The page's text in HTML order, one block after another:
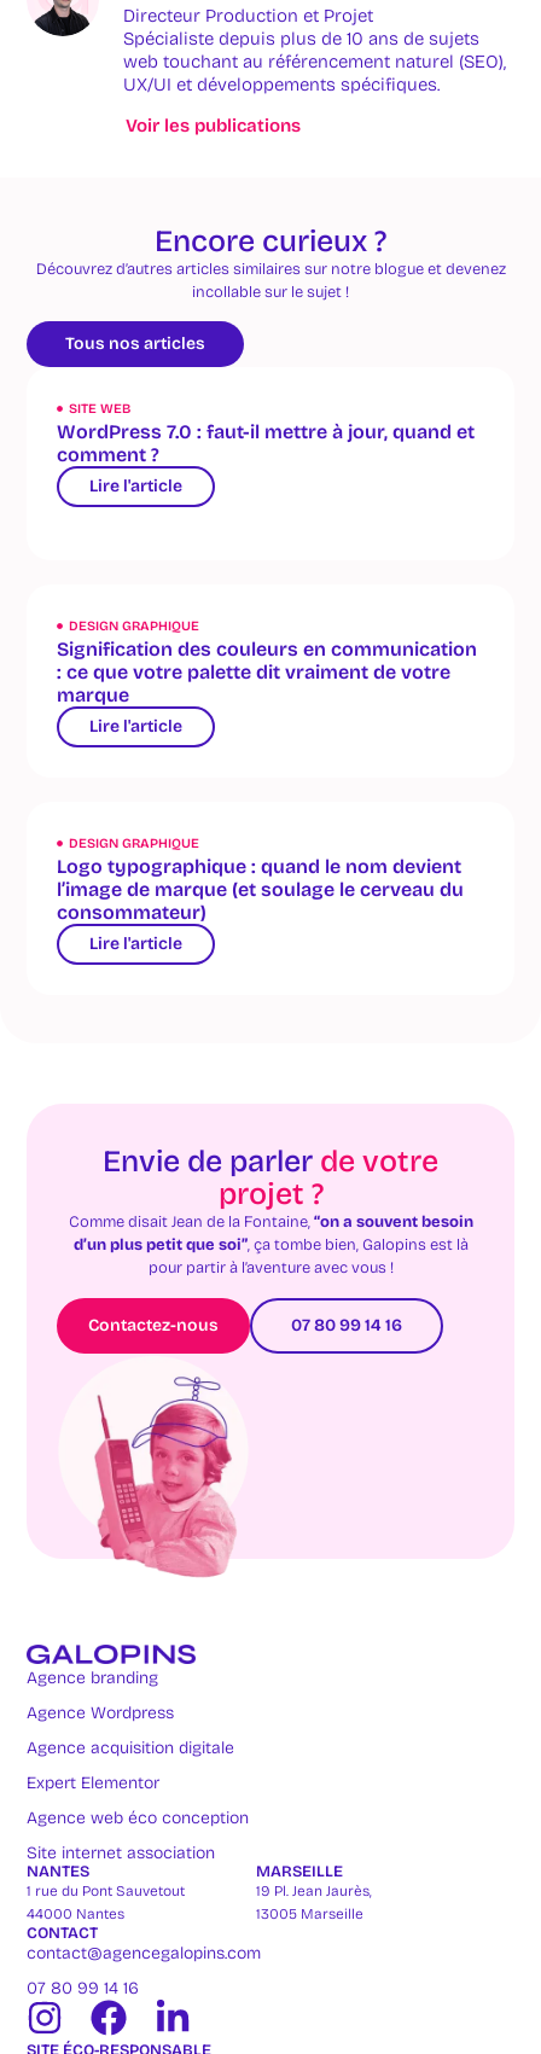
Directeur Production et Projet
Spécialiste depuis plus de 10 ans de sujets
web touchant au référencement naturel (SEO),
UX/UI et développements spécifiques.
Voir les publications
Encore curieux ?
Découvrez d’autres articles similaires sur notre blogue et devenez
incollable sur le sujet !
Tous nos articles
SITE WEB
WordPress 7.0 : faut-il mettre à jour, quand et
comment ?
Lire l'article
DESIGN GRAPHIQUE
Signification des couleurs en communication
: ce que votre palette dit vraiment de votre
marque
Lire l'article
DESIGN GRAPHIQUE
Logo typographique : quand le nom devient
l’image de marque (et soulage le cerveau du
consommateur)
Lire l'article
Envie de parler de votre
projet ?
Comme disait Jean de la Fontaine,“on a souvent besoin
d’un plus petit que soi”, ça tombe bien, Galopins est là
pour partir à l’aventure avec vous !
Contactez-nous 07 80 99 14 16
Agence branding
Agence Wordpress
Agence acquisition digitale
Expert Elementor
Agence web éco conception
Site internet association
NANTES
1 rue du Pont Sauvetout
44000 Nantes
MARSEILLE
19 Pl. Jean Jaurès,
13005 Marseille
CONTACT
contact@agencegalopins.com
07 80 99 14 16